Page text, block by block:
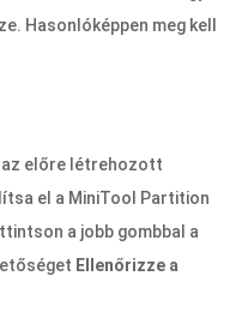
Hasonlóképpen meg kell
az előre létrehozott
el a MiniTool Partition
a jobb gombbal a
Ellenőrizze a